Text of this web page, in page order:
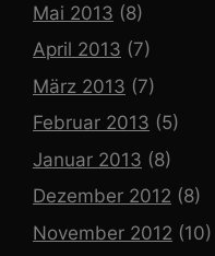
Mai 2013 (8)
April 2013 (7)
März 2013 (7)
Februar 2013 (5)
Januar 2013 (8)
Dezember 2012 (8)
November 2012 (10)